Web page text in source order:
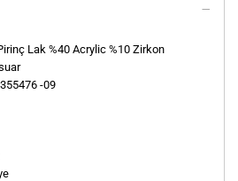
Lak %40 Acrylic %10 Zirkon
-09